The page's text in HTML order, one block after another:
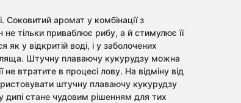
Соковитий аромат у комбінації з
тільки приваблює рибу, а й стимулює її
у відкритій воді, і у заболочених
ляща. Штучну плаваючу кукурудзу можна
втратите в процесі лову. На відміну від
штучну плаваючу кукурудзу
дипі стане чудовим рішенням для тих